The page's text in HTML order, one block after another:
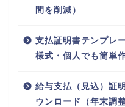
間を削減）
支払証明書テンプレ
様式・個人でも簡単
給与支払（見込）証
ウンロード（年末調